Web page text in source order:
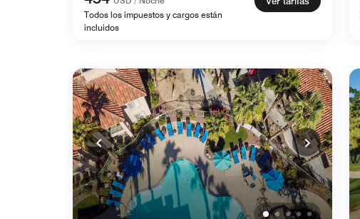
Todos los impuestos y cargos están
incluidos